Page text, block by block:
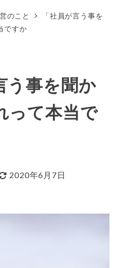
のこと
「社員が言う事を
ですか
う事を聞か
って本当で
新日
2020年6月7日